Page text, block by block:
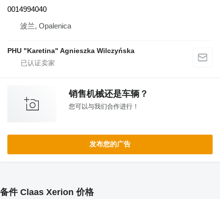
0014994040
波兰, Opalenica
PHU "Karetina" Agnieszka Wilczyńska
销售机械还是车辆？
您可以与我们合作进行！
发布您的广告
备件 Claas Xerion 价格